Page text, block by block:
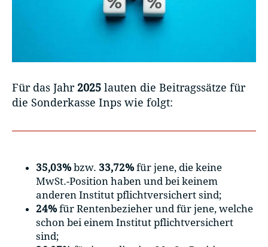
Für das Jahr 2025 lauten die Beitragssätze für
die Sonderkasse Inps wie folgt:
35,03%bzw. 33,72%für jene, die keine
MwSt.-Position haben und bei keinem
anderen Institut pflichtversichert sind;
24%für Rentenbezieher und für jene, welche
schon bei einem Institut pflichtversichert
sind;